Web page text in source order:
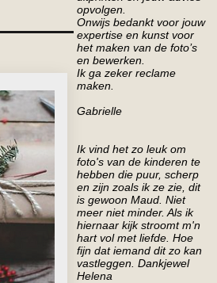
opvolgen.
Onwijs bedankt voor jouw
expertise en kunst voor
het maken van de foto’s
en bewerken.
Ik ga zeker reclame
maken.
Gabrielle
Ik vind het zo leuk om
foto's van de kinderen te
hebben die puur, scherp
en zijn zoals ik ze zie, dit
is gewoon Maud. Niet
meer niet minder. Als ik
hiernaar kijk stroomt m'n
hart vol met liefde. Hoe
fijn dat iemand dit zo kan
vastleggen. Dankjewel
Helena